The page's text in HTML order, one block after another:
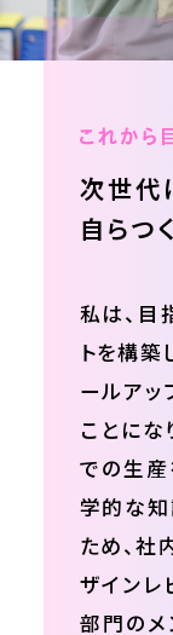
次世代
自らつ
私は、目
トを構築
ールアッ
ことにな
での生
学的な知
ため、社
ザインレ
部門の